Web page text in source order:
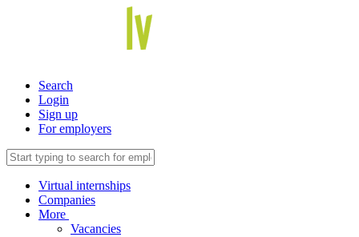
Search
Login
Sign up
For employers
Virtual internships
Companies
More
Vacancies